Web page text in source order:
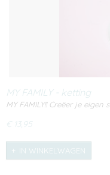
MY FAMILY - ketting
MY FAMILY!! Creëer je eigen
€ 13,95
IN WINKELWAGEN